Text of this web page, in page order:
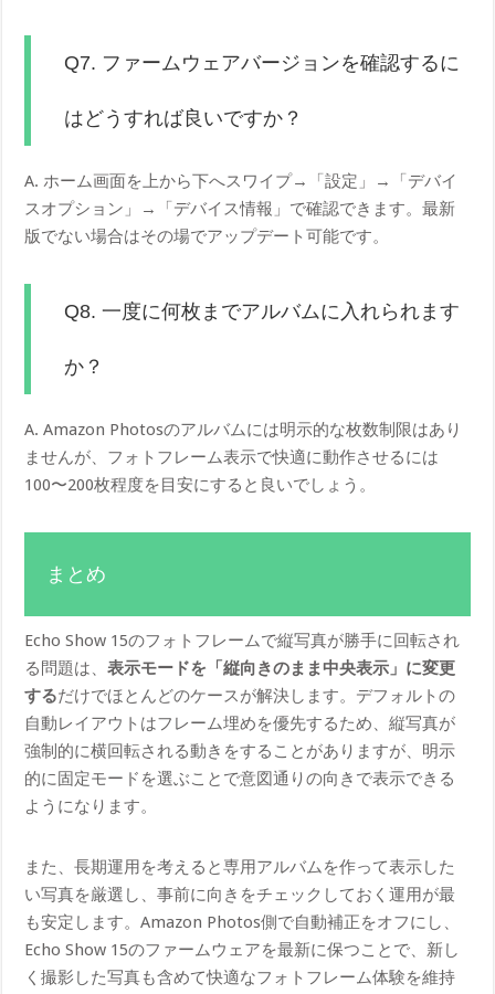
Q7. ファームウェアバージョンを確認するに
はどうすれば良いですか？
A. ホーム画面を上から下へスワイプ→「設定」→「デバイ
スオプション」→「デバイス情報」で確認できます。最新
版でない場合はその場でアップデート可能です。
Q8. 一度に何枚までアルバムに入れられます
か？
A. Amazon Photosのアルバムには明示的な枚数制限はあり
ませんが、フォトフレーム表示で快適に動作させるには
100〜200枚程度を目安にすると良いでしょう。
まとめ
Echo Show 15のフォトフレームで縦写真が勝手に回転され
る問題は、表示モードを「縦向きのまま中央表示」に変更
するだけでほとんどのケースが解決します。デフォルトの
自動レイアウトはフレーム埋めを優先するため、縦写真が
強制的に横回転される動きをすることがありますが、明示
的に固定モードを選ぶことで意図通りの向きで表示できる
ようになります。
また、長期運用を考えると専用アルバムを作って表示した
い写真を厳選し、事前に向きをチェックしておく運用が最
も安定します。Amazon Photos側で自動補正をオフにし、
Echo Show 15のファームウェアを最新に保つことで、新し
く撮影した写真も含めて快適なフォトフレーム体験を維持